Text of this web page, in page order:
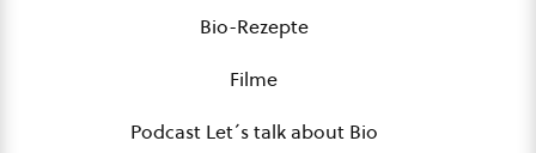
Bio-Rezepte
Filme
Podcast Let´s talk about Bio